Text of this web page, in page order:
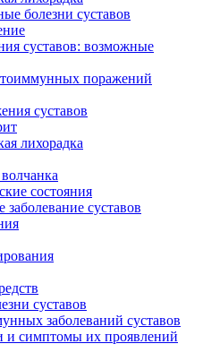
болезни суставов
суставов: возможные
поражений
суставов
лихорадка
состояния
суставов
суставов
заболеваний суставов
и симптомы их проявлений